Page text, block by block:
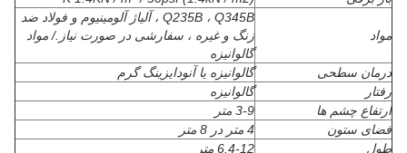
مواد
Q235B ، Q345B ، آلیاژ آلومینیوم و فولاد ضد
زنگ و غیره ، سفارشی در صورت نیاز./ مواد
گالوانیزه
درمان سطحی
گالوانیزه یا آنودایزینگ گرم
رفتار
گالوانیزه
ارتفاع چشم ها
3-9 متر
فضای ستون
4 متر در 8 متر
طول
6.4-12 متر